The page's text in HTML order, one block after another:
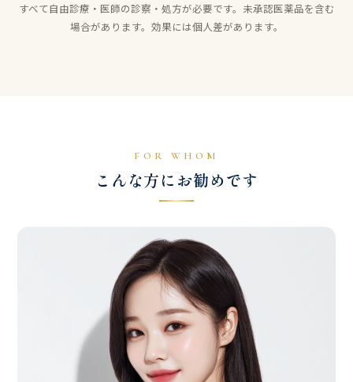
すべて自由診療・医師の診察・処方が必要です。未承認医薬品を含む
場合があります。効果には個人差があります。
FOR WHOM
こんな方にお勧めです